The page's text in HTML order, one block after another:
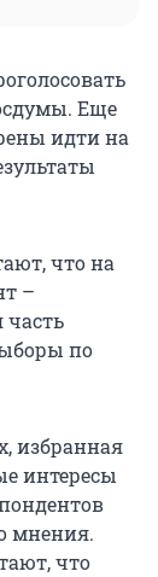
Еще
идти на
что на
–
часть
по
избранная
интересы
мнения.
что